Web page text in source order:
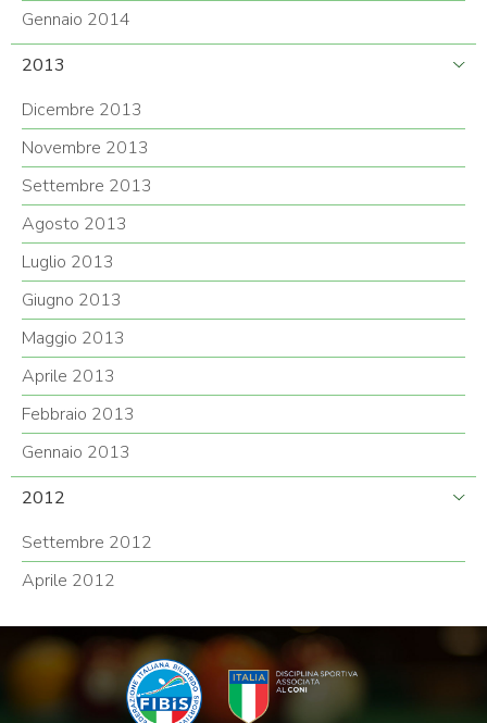
Gennaio 2014
2013
Dicembre 2013
Novembre 2013
Settembre 2013
Agosto 2013
Luglio 2013
Giugno 2013
Maggio 2013
Aprile 2013
Febbraio 2013
Gennaio 2013
2012
Settembre 2012
Aprile 2012